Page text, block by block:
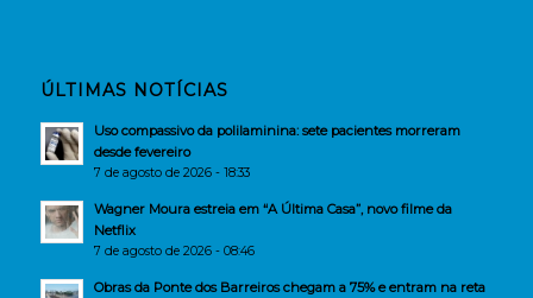
ÚLTIMAS NOTÍCIAS
Uso compassivo da polilaminina: sete pacientes morreram
desde fevereiro
7 de agosto de 2026 - 18:33
Wagner Moura estreia em “A Última Casa”, novo filme da
Netflix
7 de agosto de 2026 - 08:46
Obras da Ponte dos Barreiros chegam a 75% e entram na reta